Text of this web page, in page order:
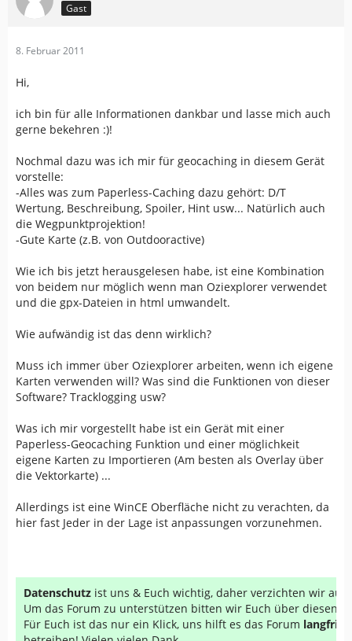
Gast
8. Februar 2011
Hi,
ich bin für alle Informationen dankbar und lasse mich auch
gerne bekehren :)!
Nochmal dazu was ich mir für geocaching in diesem Gerät
vorstelle:
-Alles was zum Paperless-Caching dazu gehört: D/T
Wertung, Beschreibung, Spoiler, Hint usw... Natürlich auch
die Wegpunktprojektion!
-Gute Karte (z.B. von Outdooractive)
Wie ich bis jetzt herausgelesen habe, ist eine Kombination
von beidem nur möglich wenn man Oziexplorer verwendet
und die gpx-Dateien in html umwandelt.
Wie aufwändig ist das denn wirklich?
Muss ich immer über Oziexplorer arbeiten, wenn ich eigene
Karten verwenden will? Was sind die Funktionen von dieser
Software? Tracklogging usw?
Was ich mir vorgestellt habe ist ein Gerät mit einer
Paperless-Geocaching Funktion und einer möglichkeit
eigene Karten zu Importieren (Am besten als Overlay über
die Vektorkarte) ...
Allerdings ist eine WinCE Oberfläche nicht zu verachten, da
hier fast Jeder in der Lage ist anpassungen vorzunehmen.
Datenschutz ist uns & Euch wichtig, daher verzichten wir auf
Um das Forum zu unterstützen bitten wir Euch über diesen
Für Euch ist das nur ein Klick, uns hilft es das Forum